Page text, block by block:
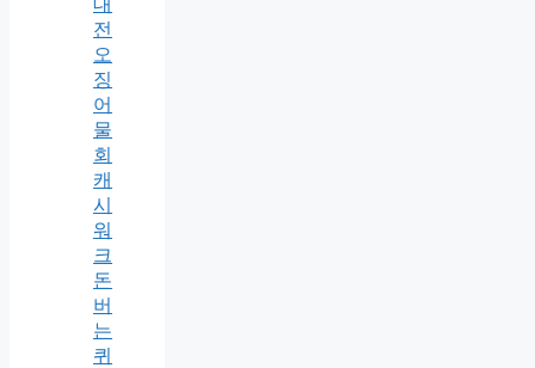
대
전
오
징
어
물
회
캐
시
워
크
돈
버
는
퀴